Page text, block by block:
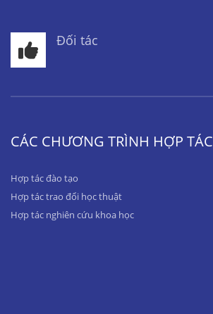
Đối tác
CÁC CHƯƠNG TRÌNH HỢP TÁC
Hợp tác đào tạo
Hợp tác trao đổi học thuật
Hợp tác nghiên cứu khoa học